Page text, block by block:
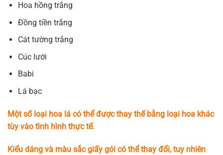
Hoa hồng trắng
Đồng tiền trắng
Cát tường trắng
Cúc lưới
Babi
Lá bạc
Một số loại hoa lá có thể được thay thế bằng loại hoa khác
tùy vào tình hình thực tế.
Kiểu dáng và màu sắc giấy gói có thể thay đổi, tuy nhiên